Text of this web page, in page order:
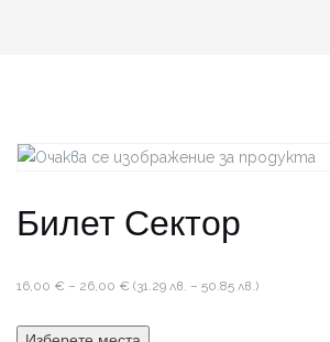
Билет Сектор
16,00 € – 26,00 € Price
16,00 €
(31.29 лв. – 50.85 лв.)